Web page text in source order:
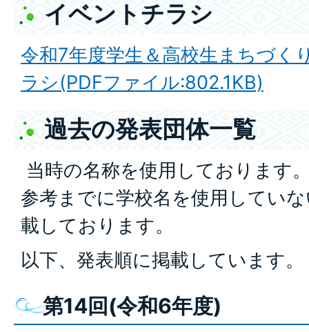
イベントチラシ
令和7年度学生＆高校生まちづく
ラシ(PDFファイル:802.1KB)
過去の発表団体一覧
当時の名称を使用しております
参考までに学校名を使用してい
載しております。
以下、発表順に掲載しています。
第14回(令和6年度)